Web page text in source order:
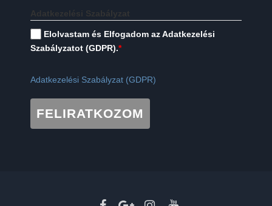
Adatkezelési Szabályzat
Elolvastam és Elfogadom az Adatkezelési
Szabályzatot (GDPR).*
Adatkezelési Szabályzat (GDPR)
FELIRATKOZOM